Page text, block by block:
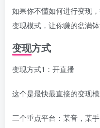
如果你不懂如何进行变现
变现模式，让你赚的盆满钵
变现方式
变现方式1：开直播
这个是最快最直接的变现模
三个重点平台：某音，某手